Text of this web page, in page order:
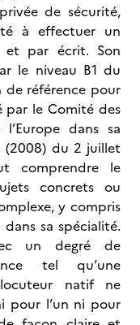
de sécurité,
à effectuer un
par écrit. Son
le niveau B1 du
de référence pour
par le Comité des
dans sa
(2008) du 2 juillet
comprendre le
concrets ou
y compris
sa spécialité.
un degré de
tel qu’une
natif ne
pour l’un ni pour